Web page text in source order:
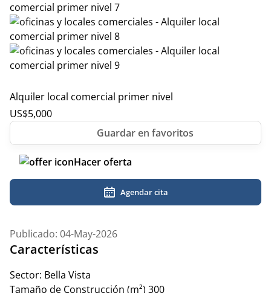
Alquiler local comercial primer nivel
US$5,000
Hacer oferta
Agendar cita
Publicado: 04-May-2026
Características
Sector: Bella Vista
Tamaño de Construcción (m²) 300